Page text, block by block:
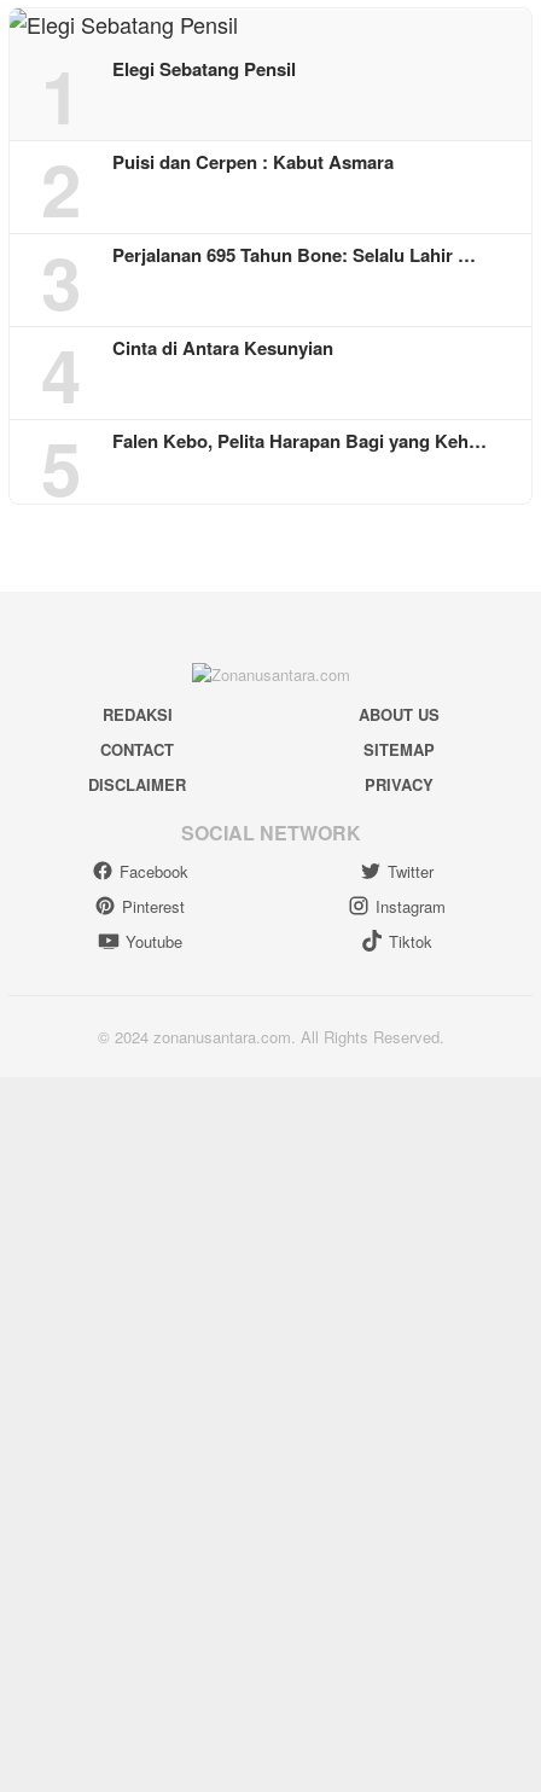
1 Elegi Sebatang Pensil
2 Puisi dan Cerpen : Kabut Asmara
3 Perjalanan 695 Tahun Bone: Selalu Lahir …
4 Cinta di Antara Kesunyian
5 Falen Kebo, Pelita Harapan Bagi yang Keh…
REDAKSI
ABOUT US
CONTACT
SITEMAP
DISCLAIMER
PRIVACY
SOCIAL NETWORK
Facebook
Twitter
Pinterest
Instagram
Youtube
Tiktok
© 2024 zonanusantara.com. All Rights Reserved.